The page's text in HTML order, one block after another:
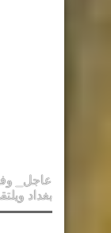
عاجل_ وفد
بغداد